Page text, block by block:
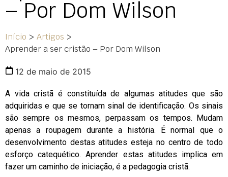
– Por Dom Wilson
Início > Artigos >
Aprender a ser cristão – Por Dom Wilson
12 de maio de 2015
A vida cristã é constituída de algumas atitudes que são
adquiridas e que se tornam sinal de identificação. Os sinais
são sempre os mesmos, perpassam os tempos. Mudam
apenas a roupagem durante a história. É normal que o
desenvolvimento destas atitudes esteja no centro de todo
esforço catequético. Aprender estas atitudes implica em
fazer um caminho de iniciação, é a pedagogia cristã.